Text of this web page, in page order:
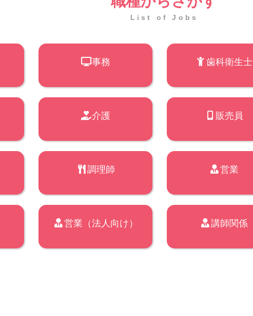
List of Jobs
事務 歯科衛生士
介護 販売員
調理師 営業
営業（法人向け） 講師関係